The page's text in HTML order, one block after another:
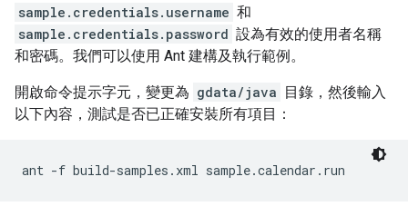
sample.credentials.username 和
sample.credentials.password 設為有效的使用者名稱
和密碼。我們可以使用 Ant 建構及執行範例。
開啟命令提示字元，變更為 gdata/java 目錄，然後輸入
以下內容，測試是否已正確安裝所有項目：
ant -f build-samples.xml sample.calendar.run